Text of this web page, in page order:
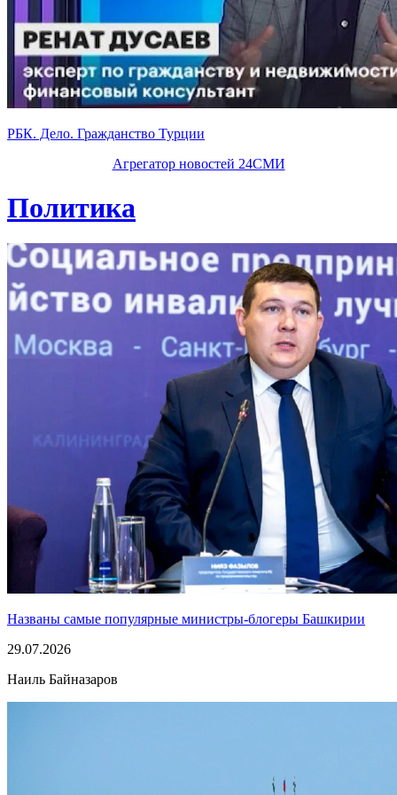
РБК. Дело. Гражданство Турции
Агрегатор новостей 24СМИ
Политика
Названы самые популярные министры-блогеры Башкирии
29.07.2026
Наиль Байназаров